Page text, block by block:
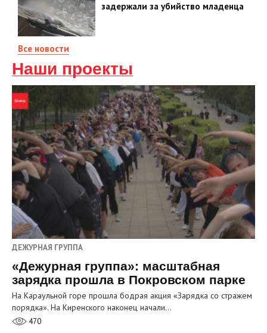
задержали за убийство младенца
Все новости
Наши проекты
ДЕЖУРНАЯ ГРУППА
«Дежурная группа»: масштабная
зарядка прошла в Покровском парке
На Караульной горе прошла бодрая акция «Зарядка со стражем
порядка». На Киренского наконец начали…
470